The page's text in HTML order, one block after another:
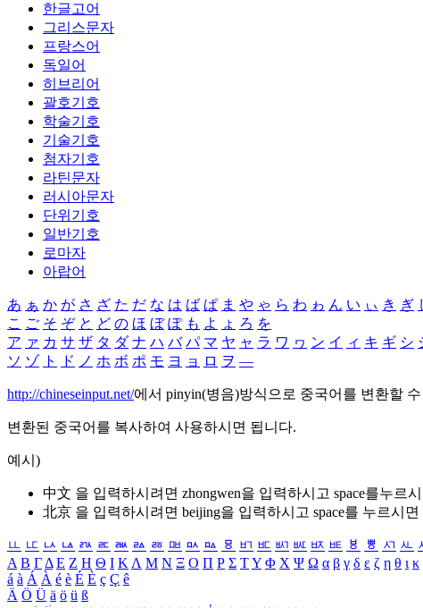
한글고어
그리스문자
프랑스어
독일어
히브리어
괄호기호
학술기호
기술기호
첨자기호
라틴문자
러시아문자
단위기호
일반기호
로마자
아랍어
あ ぁ か が さ ざ た だ な は ば ぱ ま や ゃ ら わ ゎ ん い ぃ き ぎ
こ ご そ ぞ と ど の ほ ぼ ぽ も よ ょ ろ を
ア ァ カ サ ザ タ ダ ナ ハ バ パ マ ヤ ャ ラ ワ ヮ ン イ ィ キ ギ シ
ソ ゾ ト ド ノ ホ ボ ポ モ ヨ ョ ロ ヲ ―
http://chineseinput.net/에서 pinyin(병음)방식으로 중국어를 변환할
변환된 중국어를 복사하여 사용하시면 됩니다.
예시)
中文 을 입력하시려면 zhongwen을 입력하시고 space를누르
北京 을 입력하시려면 beijing을 입력하시고 space를 누르시
ㅥ ㅦ ㅧ ㅨ ㅩ ㅪ ㅫ ㅬ ㅭ ㅮ ㅯ ㅰ ㅱ ㅲ ㅳ ㅴ ㅵ ㅶ ㅷ ㅸ ㅹ ㅺ ㅻ
Α Β ΓΔ Ε Ζ Η Θ Ι ΚΛ Μ Ν Ξ Ο Π Ρ Σ ΤΥ Φ Χ Ψ Ω α β γ δ ε ζ η θ ι κ
á à Á À é è É È ç Ç ê
Ä Ö Ü ä ö ü ß